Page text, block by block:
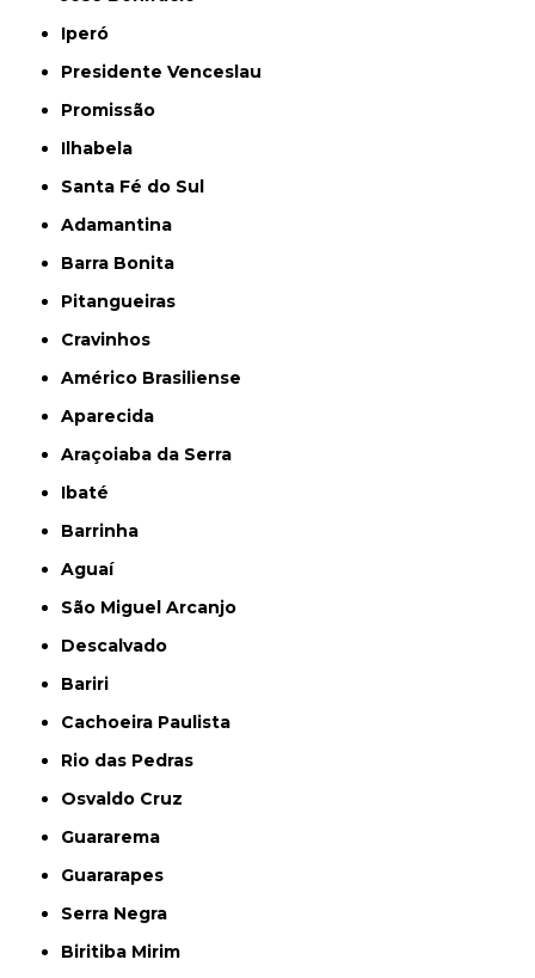
Iperó
Presidente Venceslau
Promissão
Ilhabela
Santa Fé do Sul
Adamantina
Barra Bonita
Pitangueiras
Cravinhos
Américo Brasiliense
Aparecida
Araçoiaba da Serra
Ibaté
Barrinha
Aguaí
São Miguel Arcanjo
Descalvado
Bariri
Cachoeira Paulista
Rio das Pedras
Osvaldo Cruz
Guararema
Guararapes
Serra Negra
Biritiba Mirim